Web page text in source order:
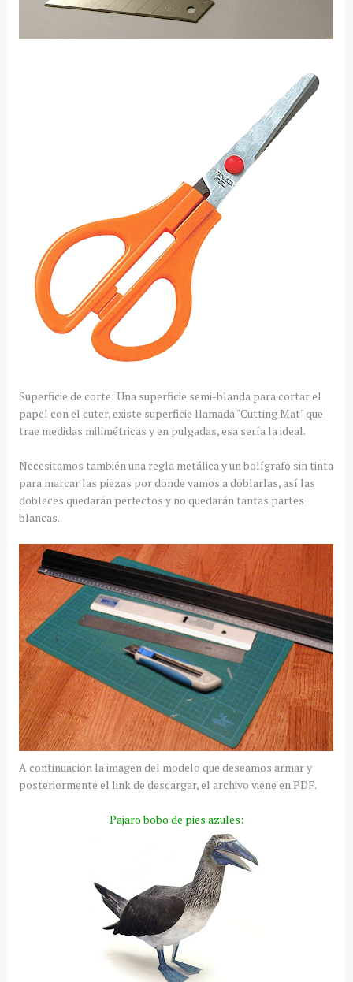
Superficie de corte: Una superficie semi-blanda para cortar el
papel con el cuter, existe superficie llamada "Cutting Mat" que
trae medidas milimétricas y en pulgadas, esa sería la ideal.
Necesitamos también una regla metálica y un bolígrafo sin tinta
para marcar las piezas por donde vamos a doblarlas, así las
dobleces quedarán perfectos y no quedarán tantas partes
blancas.
A continuación la imagen del modelo que deseamos armar y
posteriormente el link de descargar, el archivo viene en PDF.
Pajaro bobo de pies azules: